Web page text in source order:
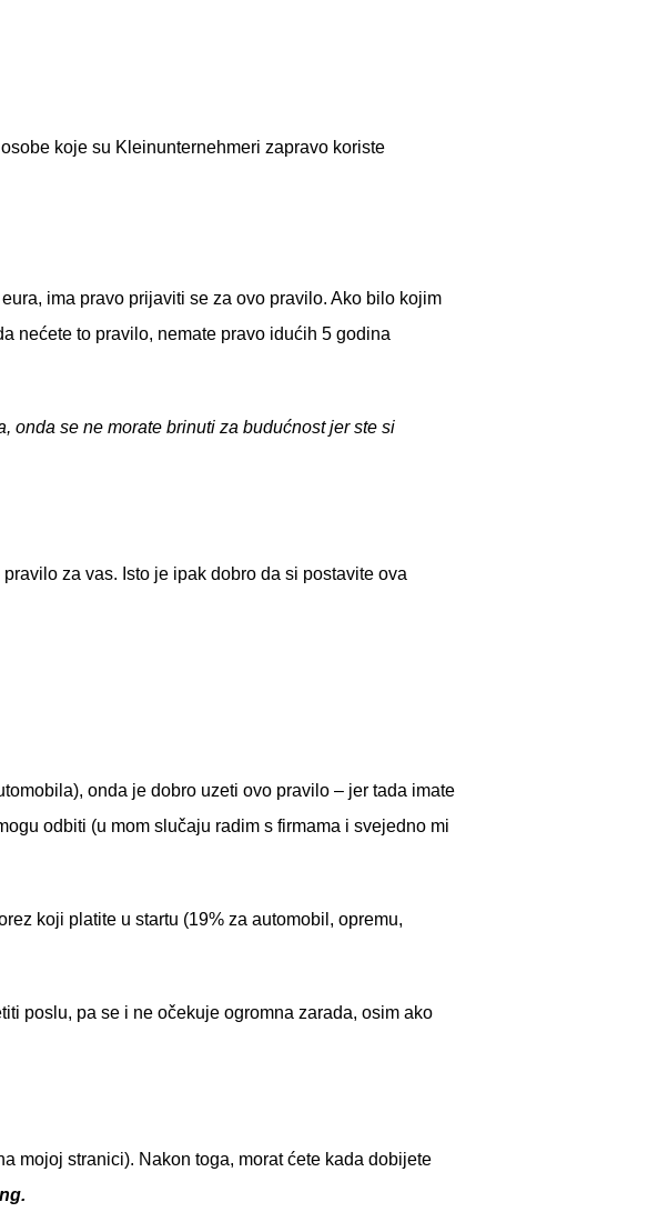
koje su Kleinunternehmeri zapravo koriste
ima pravo prijaviti se za ovo pravilo. Ako bilo kojim
nećete to pravilo, nemate pravo idućih 5 godina
onda se ne morate brinuti za budućnost jer ste si
za vas. Isto je ipak dobro da si postavite ova
onda je dobro uzeti ovo pravilo – jer tada imate
odbiti (u mom slučaju radim s firmama i svejedno mi
koji platite u startu (19% za automobil, opremu,
poslu, pa se i ne očekuje ogromna zarada, osim ako
mojoj stranici). Nakon toga, morat ćete kada dobijete